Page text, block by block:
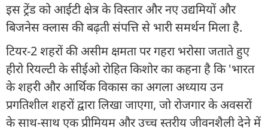
इस ट्रेंड को आईटी क्षेत्र के विस्तार और नए उद्यमियों और
बिजनेस क्लास की बढ़ती संपत्ति से भारी समर्थन मिला है.
टियर-2 शहरों की असीम क्षमता पर गहरा भरोसा जताते हुए
हीरो रियल्टी के सीईओ रोहित किशोर का कहना है कि 'भारत
के शहरी और आर्थिक विकास का अगला अध्याय उन
प्रगतिशील शहरों द्वारा लिखा जाएगा, जो रोजगार के अवसरों
के साथ-साथ एक प्रीमियम और उच्च स्तरीय जीवनशैली देने में